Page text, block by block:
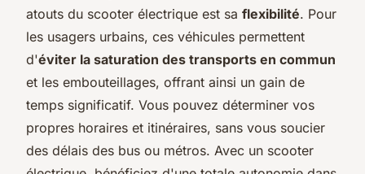
atouts du scooter électrique est sa flexibilité. Pour
les usagers urbains, ces véhicules permettent
d'éviter la saturation des transports en commun
et les embouteillages, offrant ainsi un gain de
temps significatif. Vous pouvez déterminer vos
propres horaires et itinéraires, sans vous soucier
des délais des bus ou métros. Avec un scooter